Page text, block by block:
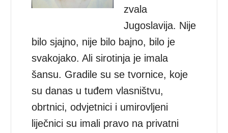
zvala
Jugoslavija. Nije
bilo sjajno, nije bilo bajno, bilo je
svakojako. Ali sirotinja je imala
šansu. Gradile su se tvornice, koje
su danas u tuđem vlasništvu,
obrtnici, odvjetnici i umirovljeni
liječnici su imali pravo na privatni